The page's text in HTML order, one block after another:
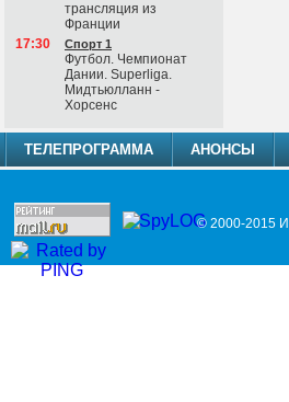
трансляция из
Франции
17:30
Спорт 1
Футбол. Чемпионат
Дании. Superliga.
Мидтьюлланн -
Хорсенс
ТЕЛЕПРОГРАММА АНОНСЫ
© 2000-2015